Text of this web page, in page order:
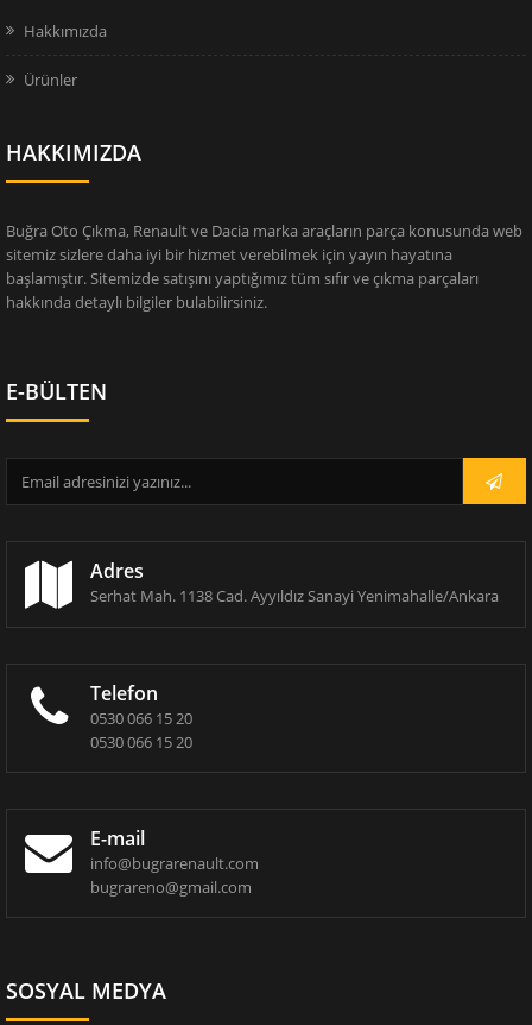
Hakkımızda
Ürünler
HAKKIMIZDA
Buğra Oto Çıkma, Renault ve Dacia marka araçların parça konusunda web
sitemiz sizlere daha iyi bir hizmet verebilmek için yayın hayatına
başlamıştır. Sitemizde satışını yaptığımız tüm sıfır ve çıkma parçaları
hakkında detaylı bilgiler bulabilirsiniz.
E-BÜLTEN
Adres
Serhat Mah. 1138 Cad. Ayyıldız Sanayi Yenimahalle/Ankara
Telefon
0530 066 15 20
0530 066 15 20
E-mail
info@bugrarenault.com
bugrareno@gmail.com
SOSYAL MEDYA